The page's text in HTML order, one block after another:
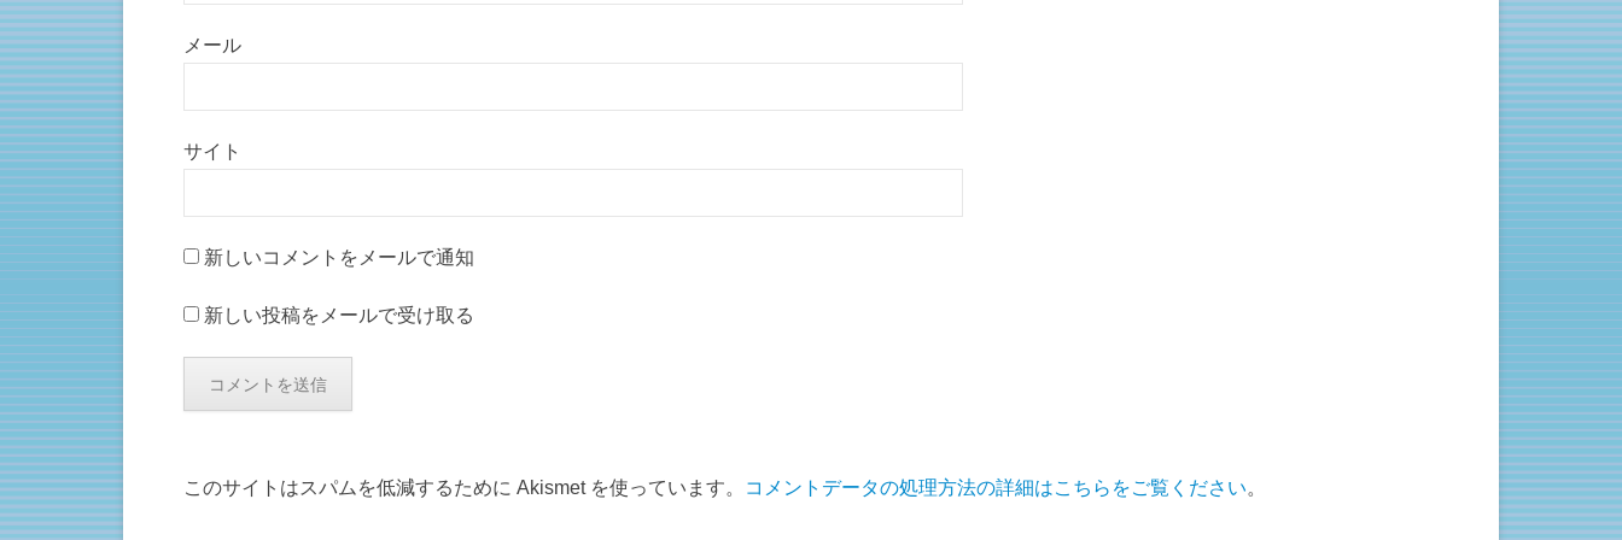
メール
サイト
新しいコメントをメールで通知
新しい投稿をメールで受け取る
このサイトはスパムを低減するために Akismet を使っています。 コメントデータの処理方法の詳細はこちらをご覧ください。